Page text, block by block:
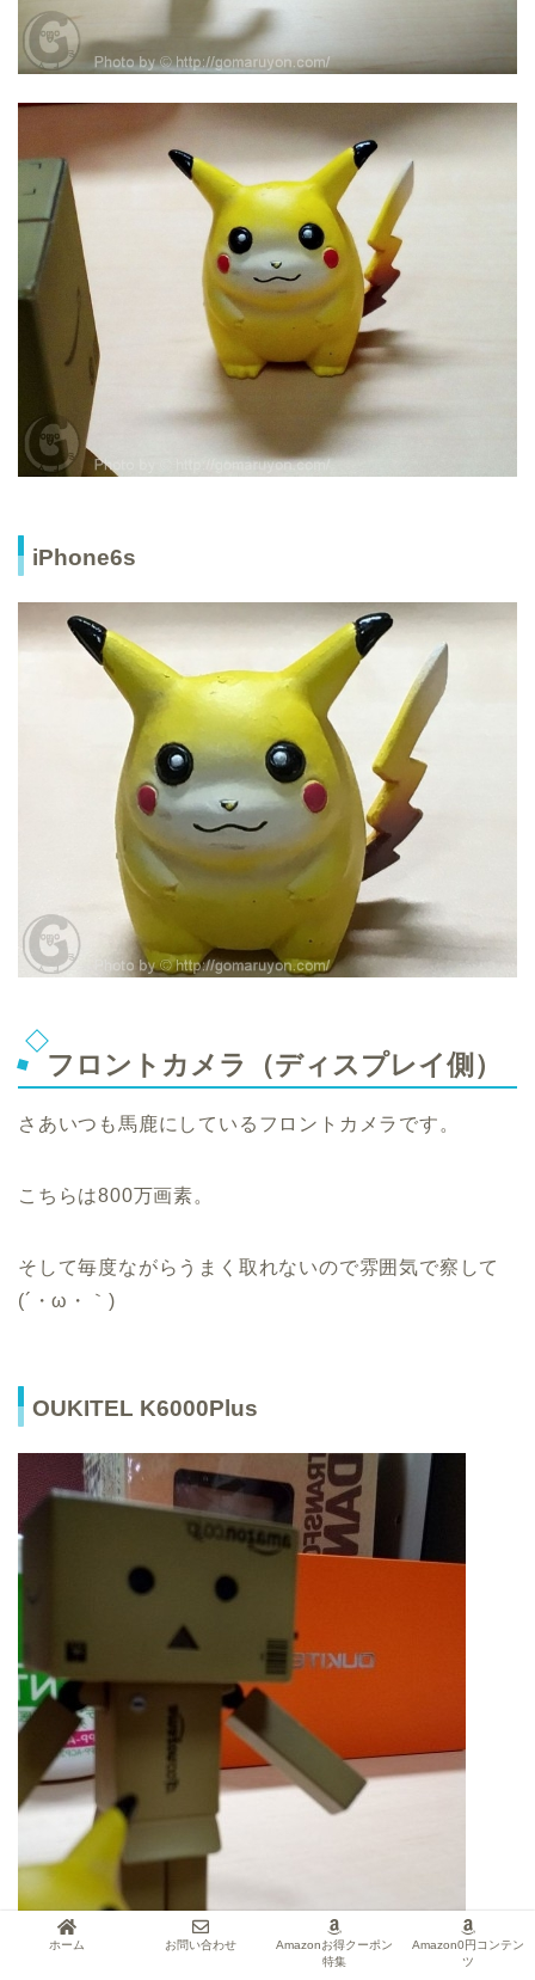
iPhone6s
フロントカメラ（ディスプレイ側）
さあいつも馬鹿にしているフロントカメラです。
こちらは800万画素。
そして毎度ながらうまく取れないので雰囲気で察して
(´・ω・｀)
OUKITEL K6000Plus
ホーム お問い合わせ
Amazonお得クーポン
特集
Amazon0円コンテン
ツ